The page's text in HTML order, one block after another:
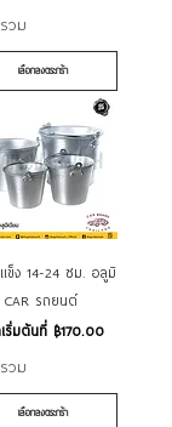
วม
เลือกลงตระกร้า
ข็ง 14-24 ซม. อลูมิ
CAR รถยนต์
ริ่มต้นที่ ฿170.00
ายลด
วม
เลือกลงตระกร้า